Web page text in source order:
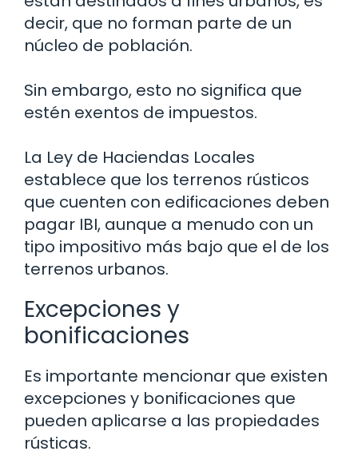
decir, que no forman parte de un
núcleo de población.
Sin embargo, esto no significa que
estén exentos de impuestos.
La Ley de Haciendas Locales
establece que los terrenos rústicos
que cuenten con edificaciones deben
pagar IBI, aunque a menudo con un
tipo impositivo más bajo que el de los
terrenos urbanos.
Excepciones y
bonificaciones
Es importante mencionar que existen
excepciones y bonificaciones que
pueden aplicarse a las propiedades
rústicas.